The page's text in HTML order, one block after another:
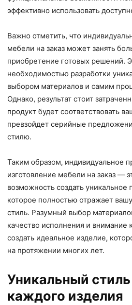
эффективно использовать
Важно отметить, что
мебели на заказ может занять
приобретение готовых решений.
необходимостью разработки
выбором материалов и самим
Однако, результат стоит
продукт будет соответствовать
превзойдет серийные
стилю.
Таким образом, индивидуальное
изготовление мебели на заказ —
возможность создать уникальное
которое полностью отражает
стиль. Разумный выбор
качество исполнения и внимание
создать идеальное изделие,
на протяжении многих лет.
Уникальный
каждого изделия